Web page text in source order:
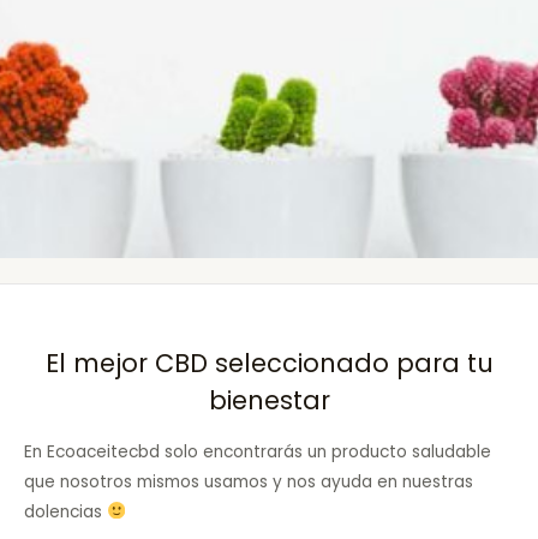
El mejor CBD seleccionado para tu
bienestar
En Ecoaceitecbd solo encontrarás un producto saludable
que nosotros mismos usamos y nos ayuda en nuestras
dolencias